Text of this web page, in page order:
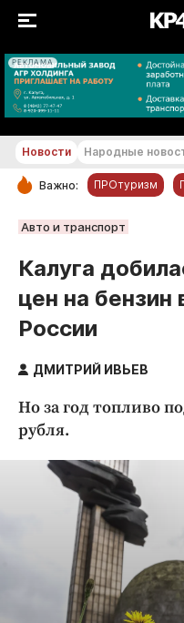
РЕКЛАМА
РУБРИКИ
Новости
Статьи
Народные
Авто и транспорт
Криминал
Недвижимость
Образование
Общество
Погода
Праздники
Происшествия
Новости Народные
Важно: ПРОтуризм
Авто и транспорт
Калуга
цен на бензин
России
ДМИТРИЙ ИВЬЕВ
Но за год топливо
рубля.